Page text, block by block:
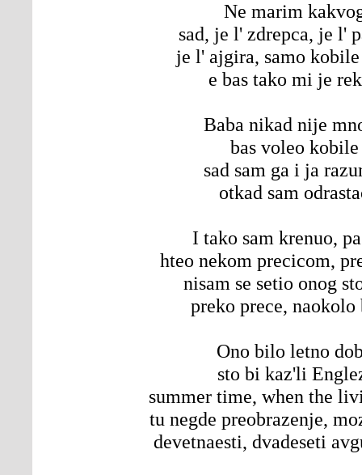
Ne marim
sad, je l' zdrepca, je l'
je l' ajgira, samo
e bas tako mi je
Baba nikad nije
bas voleo kobile
sad sam ga i ja
otkad sam
I tako sam krenuo,
hteo nekom precicom,
nisam se setio onog
preko prece, naokolo
Ono bilo letno
sto bi kaz'li
summer time, when the
tu negde preobrazenje,
devetnaesti, dvadeseti